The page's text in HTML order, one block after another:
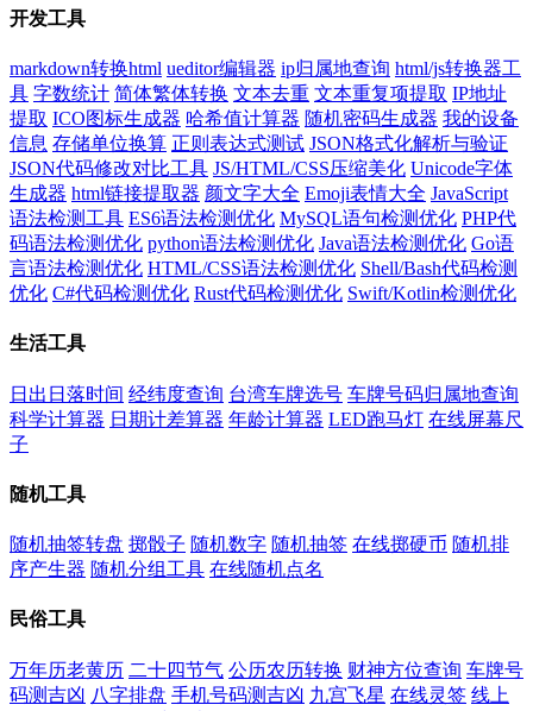
开发工具
markdown转换html ueditor编辑器 ip归属地查询 html/js转换器工
具 字数统计 简体繁体转换 文本去重 文本重复项提取 IP地址
提取 ICO图标生成器 哈希值计算器 随机密码生成器 我的设备
信息 存储单位换算 正则表达式测试 JSON格式化解析与验证
JSON代码修改对比工具 JS/HTML/CSS压缩美化 Unicode字体
生成器 html链接提取器 颜文字大全 Emoji表情大全 JavaScript
语法检测工具 ES6语法检测优化 MySQL语句检测优化 PHP代
码语法检测优化 python语法检测优化 Java语法检测优化 Go语
言语法检测优化 HTML/CSS语法检测优化 Shell/Bash代码检测
优化 C#代码检测优化 Rust代码检测优化 Swift/Kotlin检测优化
生活工具
日出日落时间 经纬度查询 台湾车牌选号 车牌号码归属地查询
科学计算器 日期计差算器 年龄计算器 LED跑马灯 在线屏幕尺
子
随机工具
随机抽签转盘 掷骰子 随机数字 随机抽签 在线掷硬币 随机排
序产生器 随机分组工具 在线随机点名
民俗工具
万年历老黄历 二十四节气 公历农历转换 财神方位查询 车牌号
码测吉凶 八字排盘 手机号码测吉凶 九宫飞星 在线灵签 线上